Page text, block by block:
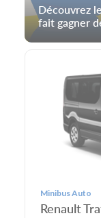
Découvrez
fait gagner
Minibus Auto
Renault